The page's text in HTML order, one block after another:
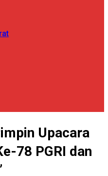
Upacara
78 PGRI dan